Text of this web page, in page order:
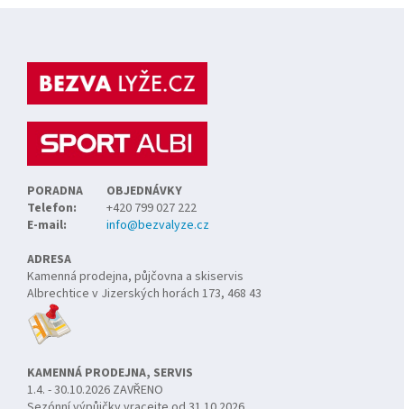
PORADNA
OBJEDNÁVKY
Telefon:
+420 799 027 222
E-mail:
info@bezvalyze.cz
ADRESA
Kamenná prodejna, půjčovna a skiservis
Albrechtice v Jizerských horách 173, 468 43
KAMENNÁ PRODEJNA, SERVIS
1.4. - 30.10.2026 ZAVŘENO